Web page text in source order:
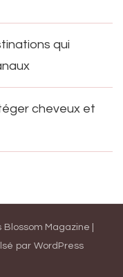
qui
cheveux et
Blossom Magazine |
par WordPress